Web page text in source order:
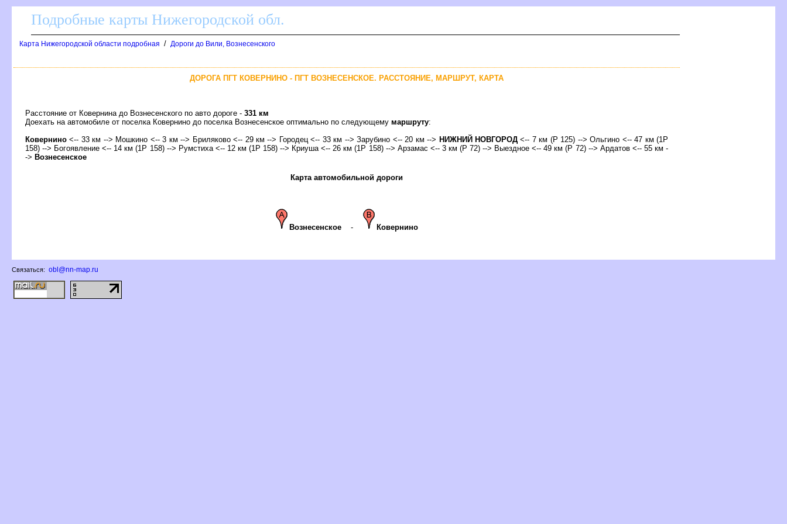
Подробные карты Нижегородской обл.
Карта Нижегородской области подробная / Дороги до Вили, Вознесенского
ДОРОГА ПГТ КОВЕРНИНО - ПГТ ВОЗНЕСЕНСКОЕ. РАССТОЯНИЕ, МАРШРУТ, КАРТА
Расстояние от Ковернина до Вознесенского по авто дороге - 331 км
Доехать на автомобиле от поселка Ковернино до поселка Вознесенское оптимально по следующему маршруту:
Ковернино <-- 33 км --> Мошкино <-- 3 км --> Бриляково <-- 29 км --> Городец <-- 33 км --> Зарубино <-- 20 км --> НИЖНИЙ НОВГОРОД<-- 7 км (Р 125) --> Ольгино <-- 47 км (1Р
158) --> Богоявление <-- 14 км (1Р 158) --> Румстиха <-- 12 км (1Р 158) --> Криуша <-- 26 км (1Р 158) --> Арзамас <-- 3 км (Р 72) --> Выездное <-- 49 км (Р 72) --> Ардатов <-- 55 км -
-> ознесенское
Карта автомобильной дороги
ознесенское - Ковернино
Связаться: obl@nn-map.ru